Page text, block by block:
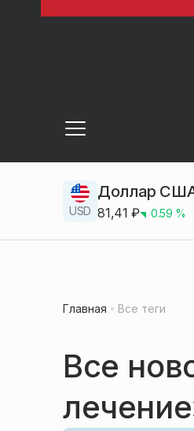
USD
Доллар
81,41 ₽ 0.59 %
Главная Все теги
Все